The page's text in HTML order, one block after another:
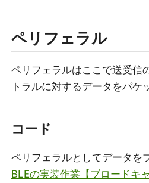
ペリフェラル
ペリフェラルはここで送受信
トラルに対するデータをパケ
コード
ペリフェラルとしてデータを
BLEの実装作業【ブロードキャ